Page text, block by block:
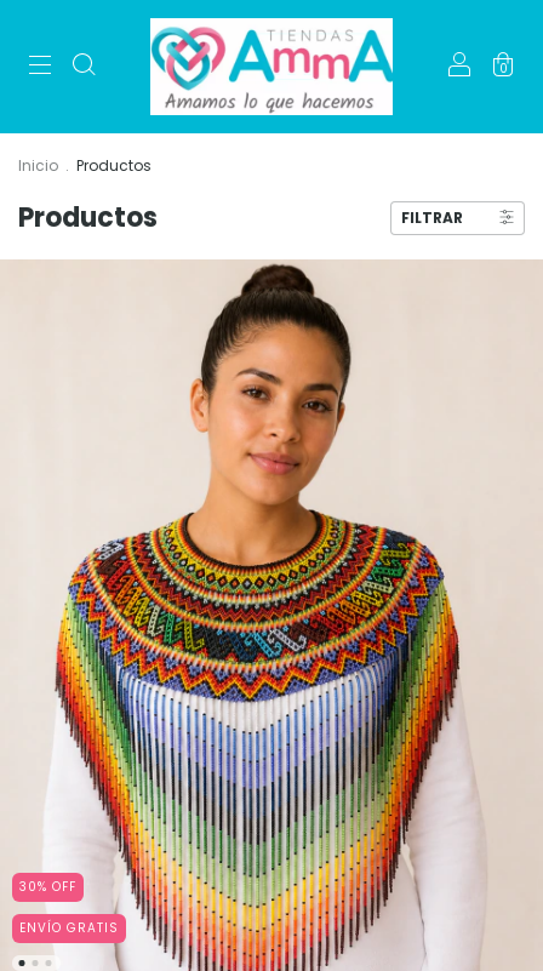
0
Inicio . Productos
Productos FILTRAR
30% OFF
ENVÍO GRATIS